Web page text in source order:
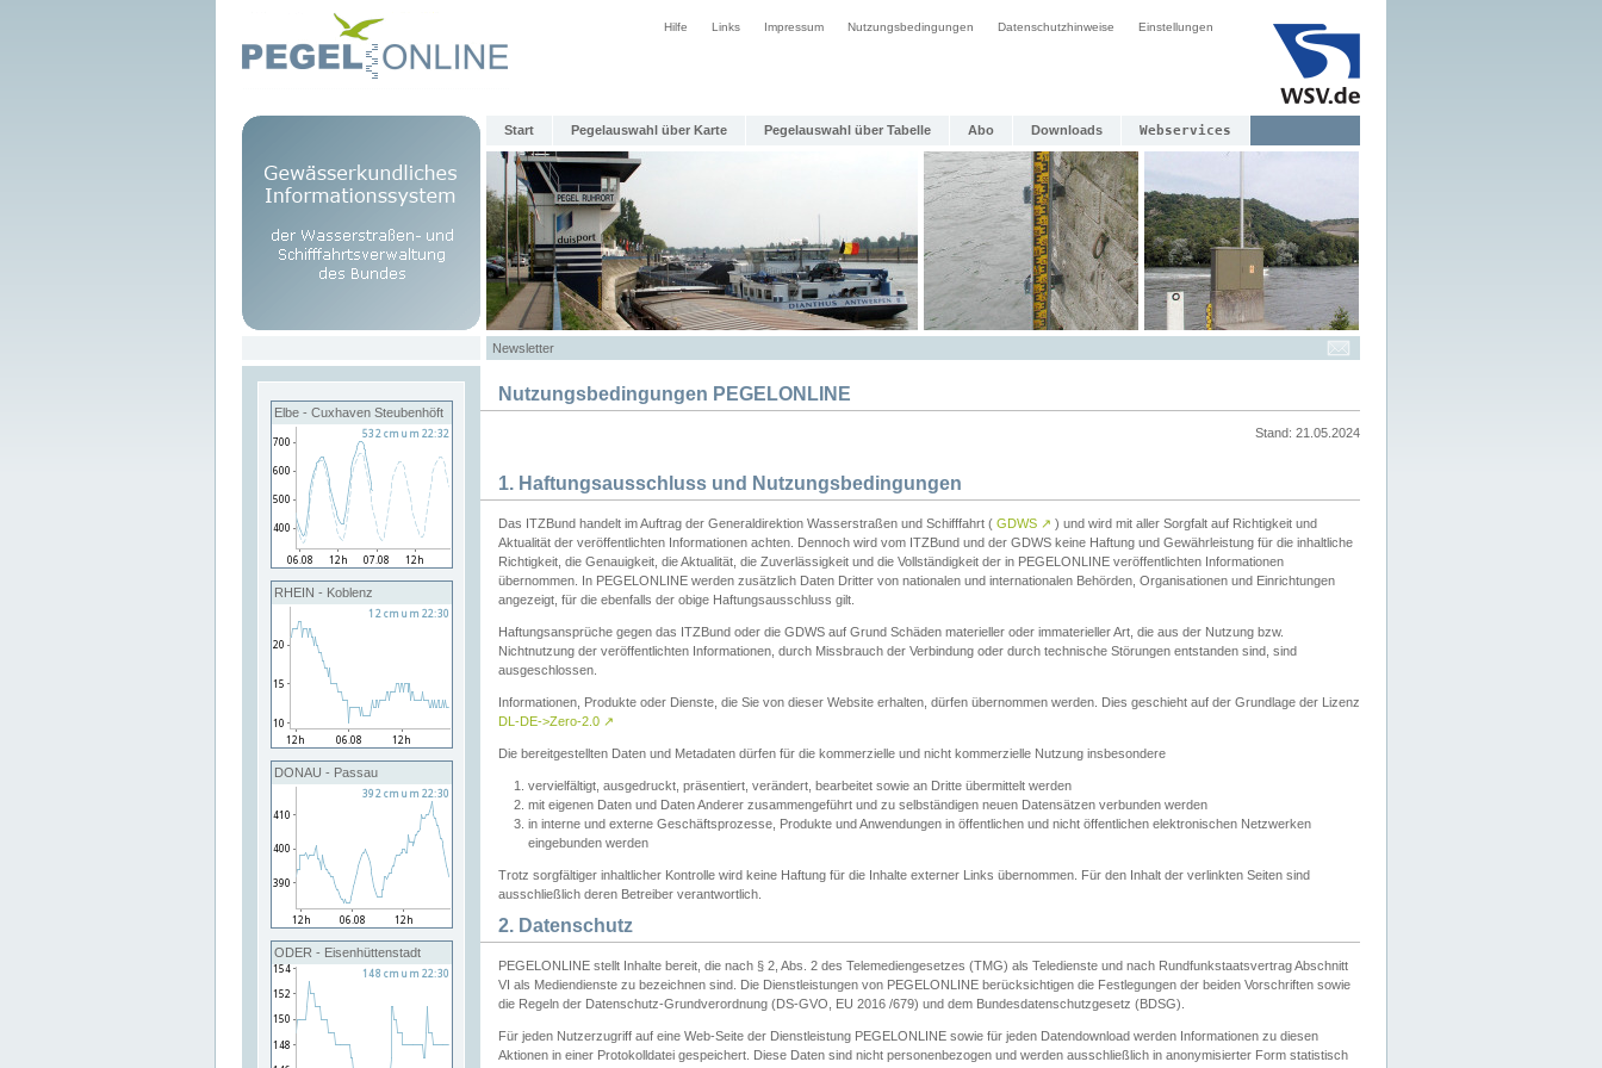
Hilfe Links Impressum Nutzungsbedingungen Datenschutzhinweise Einstellungen
Start Pegelauswahl über Karte Pegelauswahl über Tabelle Abo Downloads Webservices
Newsletter
Elbe - Cuxhaven Steubenhöft
RHEIN - Koblenz
DONAU - Passau
ODER - Eisenhüttenstadt
Nutzungsbedingungen PEGELONLINE
Stand: 21.05.2024
1. Haftungsausschluss und Nutzungsbedingungen
Das ITZBund handelt im Auftrag der Generaldirektion Wasserstraßen und Schifffahrt ( GDWS ↗ ) und wird mit aller Sorgfalt auf Richtigkeit und
Aktualität der veröffentlichten Informationen achten. Dennoch wird vom ITZBund und der GDWS keine Haftung und Gewährleistung für die inhaltliche
Richtigkeit, die Genauigkeit, die Aktualität, die Zuverlässigkeit und die Vollständigkeit der in PEGELONLINE veröffentlichten Informationen
übernommen. In PEGELONLINE werden zusätzlich Daten Dritter von nationalen und internationalen Behörden, Organisationen und Einrichtungen
angezeigt, für die ebenfalls der obige Haftungsausschluss gilt.
Haftungsansprüche gegen das ITZBund oder die GDWS auf Grund Schäden materieller oder immaterieller Art, die aus der Nutzung bzw.
Nichtnutzung der veröffentlichten Informationen, durch Missbrauch der Verbindung oder durch technische Störungen entstanden sind, sind
ausgeschlossen.
Informationen, Produkte oder Dienste, die Sie von dieser Website erhalten, dürfen übernommen werden. Dies geschieht auf der Grundlage der Lizenz
DL-DE->Zero-2.0 ↗
Die bereitgestellten Daten und Metadaten dürfen für die kommerzielle und nicht kommerzielle Nutzung insbesondere
vervielfältigt, ausgedruckt, präsentiert, verändert, bearbeitet sowie an Dritte übermittelt werden
mit eigenen Daten und Daten Anderer zusammengeführt und zu selbständigen neuen Datensätzen verbunden werden
in interne und externe Geschäftsprozesse, Produkte und Anwendungen in öffentlichen und nicht öffentlichen elektronischen Netzwerken
eingebunden werden
Trotz sorgfältiger inhaltlicher Kontrolle wird keine Haftung für die Inhalte externer Links übernommen. Für den Inhalt der verlinkten Seiten sind
ausschließlich deren Betreiber verantwortlich.
2. Datenschutz
PEGELONLINE stellt Inhalte bereit, die nach § 2, Abs. 2 des Telemediengesetzes (TMG) als Teledienste und nach Rundfunkstaatsvertrag Abschnitt
VI als Mediendienste zu bezeichnen sind. Die Dienstleistungen von PEGELONLINE berücksichtigen die Festlegungen der beiden Vorschriften sowie
die Regeln der Datenschutz-Grundverordnung (DS-GVO, EU 2016 /679) und dem Bundesdatenschutzgesetz (BDSG).
Für jeden Nutzerzugriff auf eine Web-Seite der Dienstleistung PEGELONLINE sowie für jeden Datendownload werden Informationen zu diesen
Aktionen in einer Protokolldatei gespeichert. Diese Daten sind nicht personenbezogen und werden ausschließlich in anonymisierter Form statistisch